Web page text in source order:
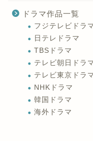
ドラマ作品一覧
フジテレビドラ
日テレドラマ
TBSドラマ
テレビ朝日ドラ
テレビ東京ドラ
NHKドラマ
韓国ドラマ
海外ドラマ